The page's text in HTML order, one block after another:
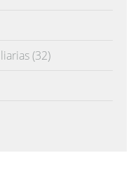
(32)